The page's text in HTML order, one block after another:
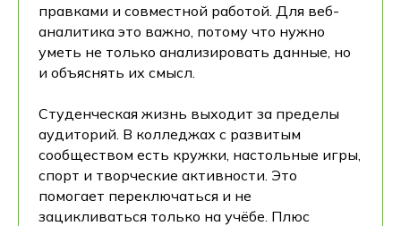
правками и совместной работой. Для веб-
аналитика это важно, потому что нужно
уметь не только анализировать данные, но
и объяснять их смысл.
Студенческая жизнь выходит за пределы
аудиторий. В колледжах с развитым
сообществом есть кружки, настольные игры,
спорт и творческие активности. Это
помогает переключаться и не
зацикливаться только на учёбе. Плюс